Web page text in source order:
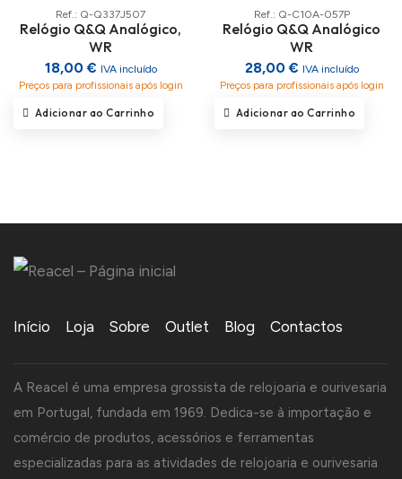
Ref.: Q-Q337J507
Relógio Q&Q Analógico,
WR
18,00 € IVA incluído
Preços para profissionais após login
Adicionar ao Carrinho
Ref.: Q-C10A-057P
Relógio Q&Q Analógico
WR
28,00 € IVA incluído
Preços para profissionais após login
Adicionar ao Carrinho
Início Loja Sobre Outlet Blog Contactos
A Reacel é uma empresa grossista de relojoaria e ourivesaria
em Portugal, fundada em 1969. Dedica-se à importação e
comércio de produtos, acessórios e ferramentas
especializadas para as atividades de relojoaria e ourivesaria